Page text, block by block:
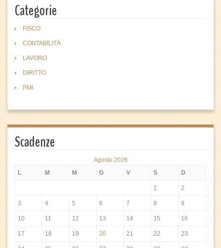
Categorie
FISCO
CONTABILITÀ
LAVORO
DIRITTO
PMI
Scadenze
Agosto 2026
L
M M G V S D
1 2
3 4 5 6 7 8 9
10 11 12 13 14 15 16
17 18 19 20 21 22 23